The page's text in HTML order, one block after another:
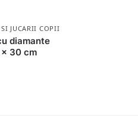
SI JUCARII COPII
diamante
x 30 cm